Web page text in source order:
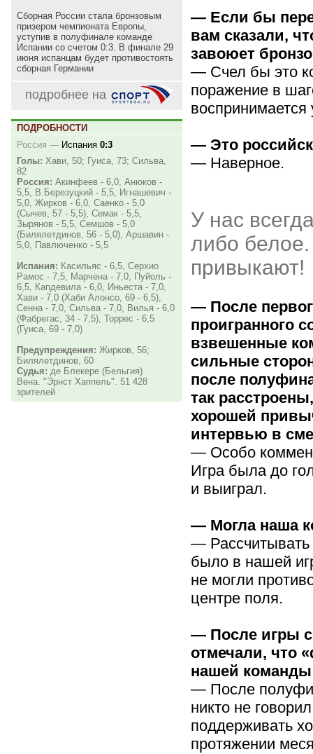
Сборная России стала бронзовым
призером чемпионата Европы,
уступив в полуфинале команде
Испании со счетом 0:3. В финале 29
июня испанцам будет противостоять
сборная Германии
подробнее на
ПОДРОБНОСТИ
Россия — Испания 0:3
Голы: Хави, 50; Гуиса, 73; Сильва,
82
Россия: Акинфеев - 6,0, Анюков -
5,5, В.Березуцкий - 5,5, Игнашевич -
5,0, Жирков - 6,0, Саенко - 5,0
(Сычев, 57 - 5,5), Семак - 5,5,
Зырянов - 5,5, Семшов - 5,0
(Билялетдинов, 56 - 5,0), Аршавин -
5,0, Павлюченко - 5,5
Испания: Касильяс - 6,5, Серхио
Рамос - 7,5, Марчена - 7,0, Пуйоль -
6,5, Капдевила - 6,0, Иньеста - 7,0,
Хави - 7,0 (Хаби Алонсо, 69 - 6,5),
Сенна - 7,0, Сильва - 7,0, Вилья - 6,0
(Фабрегас, 34 - 7,5), Торрес - 6,5
(Гуиса, 69 - 7,0)
Предупреждения: Жирков, 56;
Билялетдинов, 60
Судья: де Блекере (Бельгия)
Вена. "Эрнст Хаппель". 51 428
зрителей
— Если бы
вам сказали,
завоюет
— Счел бы это
поражение в
воспринимается
— Это
— Наверное.
У нас
либо
привыкают!
— После
проигранного
взвешенные
сильные
после
так
хорошей
интервью в
— Особо
Игра была до
и выиграл.
— Могла наша
—
было в нашей
не могли
центре поля.
— После игры с
отмечали, что
нашей
— После
никто не
поддерживать
протяжении